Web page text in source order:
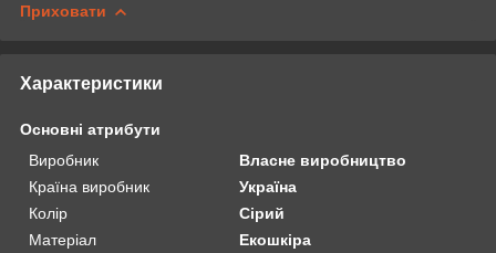
Приховати
Характеристики
Основні атрибути
Виробник
Власне виробництво
Країна виробник
Україна
Колір
Сірий
Матеріал
Екошкіра